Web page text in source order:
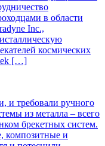
в области
Inc.,
космических
[…]
и требовали ручного
из металла – всего
брекетных систем.
композитные и